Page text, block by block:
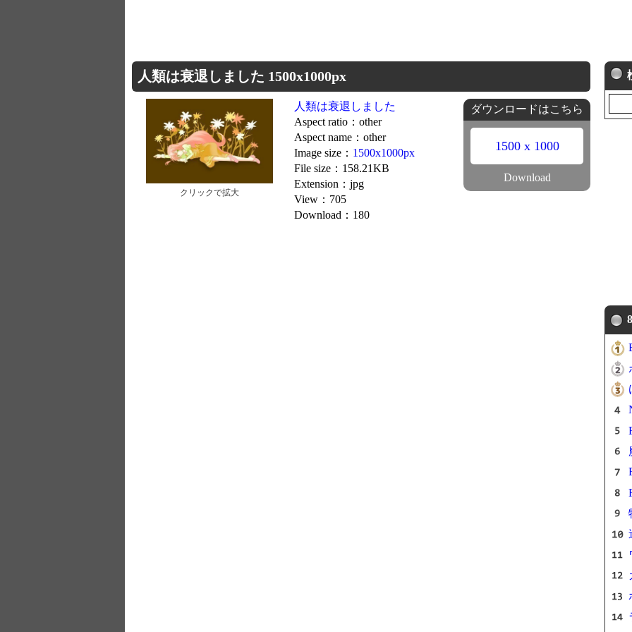
人類は衰退しました 1500x1000px
クリックで拡大
人類は衰退しました
Aspect ratio：other
Aspect name：other
Image size： 1500x1000px
File size：158.21KB
Extension：jpg
View：705
Download：180
ダウンロードはこちら
1500 x 1000
Download